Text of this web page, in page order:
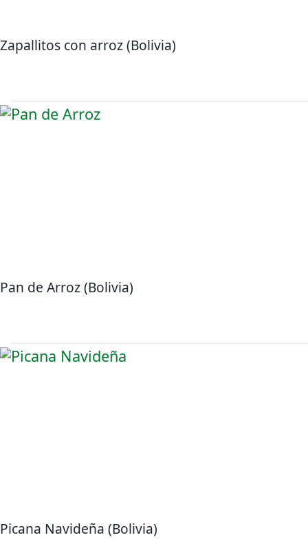
Zapallitos con arroz (Bolivia)
Pan de Arroz (Bolivia)
Picana Navideña (Bolivia)